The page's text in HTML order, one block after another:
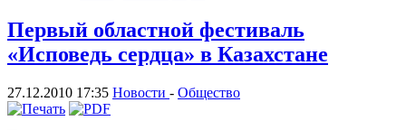
Первый областной фестиваль
«Исповедь сердца» в Казахстане
27.12.2010 17:35 Новости - Общество